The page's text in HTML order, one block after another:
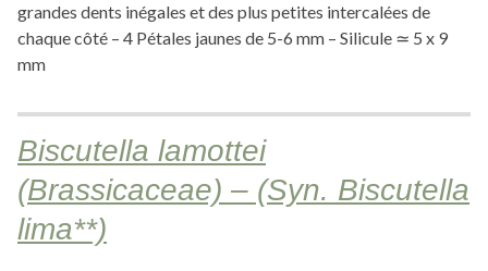
grandes dents inégales et des plus petites intercalées de
chaque côté – 4 Pétales jaunes de 5-6 mm – Silicule ≃ 5 x 9
mm
Biscutella lamottei
(Brassicaceae) – (Syn. Biscutella
lima**)